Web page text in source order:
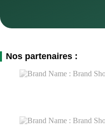
Protection des droits d’auteur
Nos partenaires :